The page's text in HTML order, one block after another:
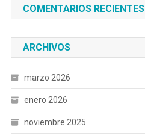
COMENTARIOS RECIENTES
ARCHIVOS
marzo 2026
enero 2026
noviembre 2025